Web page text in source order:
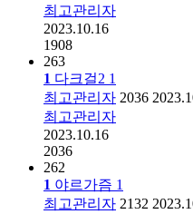
최고관리자
2023.10.16
1908
263
1 다크걸2 1
최고관리자 2036
최고관리자
2023.10.16
2036
262
1 야르가즘 1
최고관리자 2132